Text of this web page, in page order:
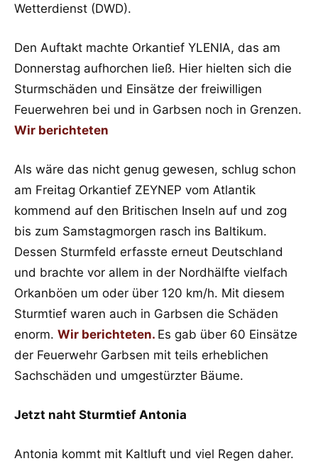
Wetterdienst (DWD).
Den Auftakt machte Orkantief YLENIA, das am
Donnerstag aufhorchen ließ. Hier hielten sich die
Sturmschäden und Einsätze der freiwilligen
Feuerwehren bei und in Garbsen noch in Grenzen.
Wir berichteten
Als wäre das nicht genug gewesen, schlug schon
am Freitag Orkantief ZEYNEP vom Atlantik
kommend auf den Britischen Inseln auf und zog
bis zum Samstagmorgen rasch ins Baltikum.
Dessen Sturmfeld erfasste erneut Deutschland
und brachte vor allem in der Nordhälfte vielfach
Orkanböen um oder über 120 km/h. Mit diesem
Sturmtief waren auch in Garbsen die Schäden
enorm. Wir berichteten. Es gab über 60 Einsätze
der Feuerwehr Garbsen mit teils erheblichen
Sachschäden und umgestürzter Bäume.
Jetzt naht Sturmtief Antonia
Antonia kommt mit Kaltluft und viel Regen daher.